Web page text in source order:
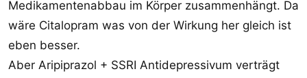
Medikamentenabbau im Körper zusammenhängt. Da
wäre Citalopram was von der Wirkung her gleich ist
eben besser.
Aber Aripiprazol + SSRI Antidepressivum verträgt